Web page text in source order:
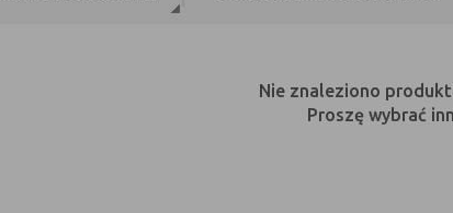
Nie znaleziono
Proszę wybrać